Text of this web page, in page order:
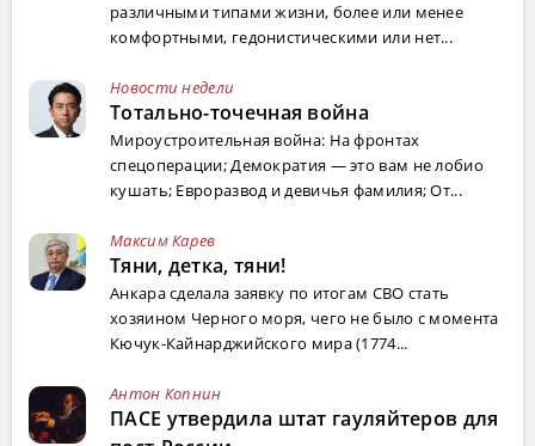
различными типами жизни, более или менее
комфортными, гедонистическими или нет...
Новости недели
Тотально-точечная война
Мироустроительная война: На фронтах
спецоперации; Демократия — это вам не лобио
кушать; Евроразвод и девичья фамилия; От...
Максим Карев
Тяни, детка, тяни!
Анкара сделала заявку по итогам СВО стать
хозяином Черного моря, чего не было с момента
Кючук-Кайнарджийского мира (1774...
Антон Копнин
ПАСЕ утвердила штат гауляйтеров для